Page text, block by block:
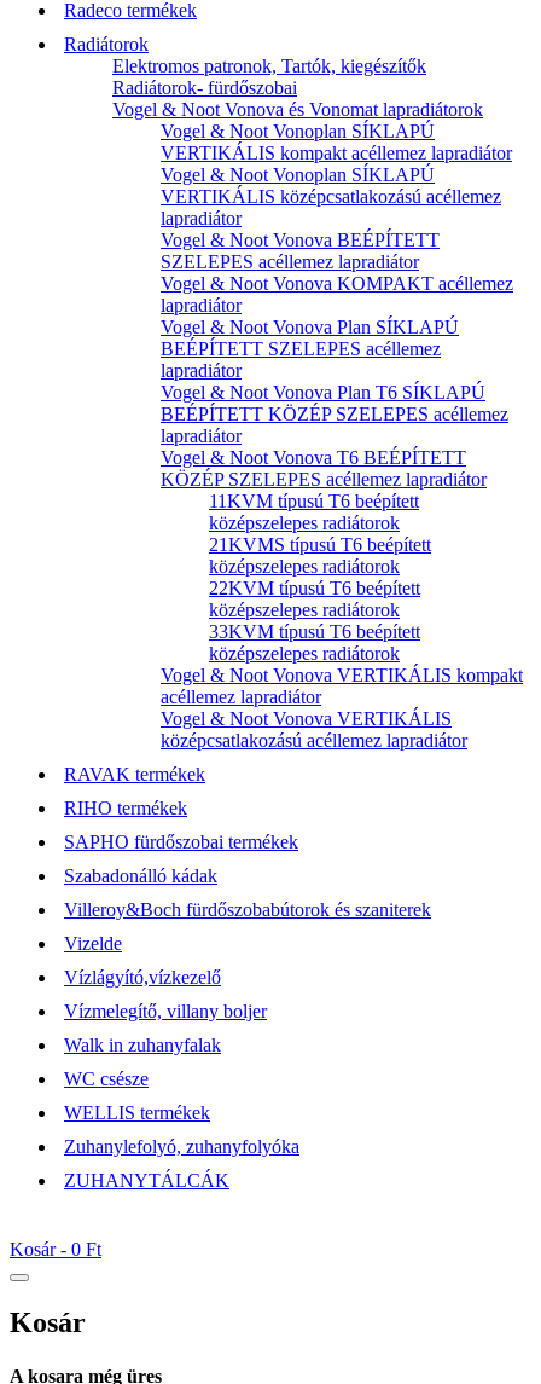
Radeco termékek
Radiátorok
Elektromos patronok, Tartók, kiegészítők
Radiátorok- fürdőszobai
Vogel & Noot Vonova és Vonomat lapradiátorok
Vogel & Noot Vonoplan SÍKLAPÚ
VERTIKÁLIS kompakt acéllemez lapradiátor
Vogel & Noot Vonoplan SÍKLAPÚ
VERTIKÁLIS középcsatlakozású acéllemez
lapradiátor
Vogel & Noot Vonova BEÉPÍTETT
SZELEPES acéllemez lapradiátor
Vogel & Noot Vonova KOMPAKT acéllemez
lapradiátor
Vogel & Noot Vonova Plan SÍKLAPÚ
BEÉPÍTETT SZELEPES acéllemez
lapradiátor
Vogel & Noot Vonova Plan T6 SÍKLAPÚ
BEÉPÍTETT KÖZÉP SZELEPES acéllemez
lapradiátor
Vogel & Noot Vonova T6 BEÉPÍTETT
KÖZÉP SZELEPES acéllemez lapradiátor
11KVM típusú T6 beépített
középszelepes radiátorok
21KVMS típusú T6 beépített
középszelepes radiátorok
22KVM típusú T6 beépített
középszelepes radiátorok
33KVM típusú T6 beépített
középszelepes radiátorok
Vogel & Noot Vonova VERTIKÁLIS kompakt
acéllemez lapradiátor
Vogel & Noot Vonova VERTIKÁLIS
középcsatlakozású acéllemez lapradiátor
RAVAK termékek
RIHO termékek
SAPHO fürdőszobai termékek
Szabadonálló kádak
Villeroy&Boch fürdőszobabútorok és szaniterek
Vizelde
Vízlágyító,vízkezelő
Vízmelegítő, villany boljer
Walk in zuhanyfalak
WC csésze
WELLIS termékek
Zuhanylefolyó, zuhanyfolyóka
ZUHANYTÁLCÁK
Kosár - 0 Ft
Kosár
A kosara még üres